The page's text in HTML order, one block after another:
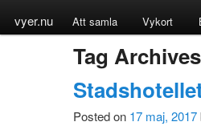
vyer.nu Att samla Vykort
Tag
Posted on 17 maj, 2017